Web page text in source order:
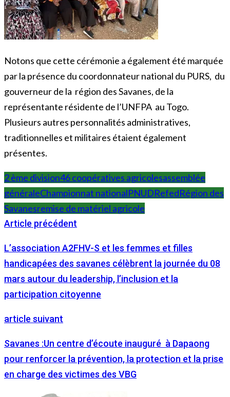
Notons que cette cérémonie a également été marquée
par la présence du coordonnateur national du PURS, du
gouverneur de la région des Savanes, de la
représentante résidente de l’UNFPA au Togo.
Plusieurs autres personnalités administratives,
traditionnelles et militaires étaient également
présentes.
2 ème division46 coopératives agricolesassemblée
généraleChampionnat nationalPNUDRefedRégion des
Savanesremise de matériel agricole
Article précédent
L’association A2FHV-S et les femmes et filles
handicapées des savanes célèbrent la journée du 08
mars autour du leadership, l’inclusion et la
participation citoyenne
article suivant
Savanes :Un centre d’écoute inauguré à Dapaong
pour renforcer la prévention, la protection et la prise
en charge des victimes des VBG